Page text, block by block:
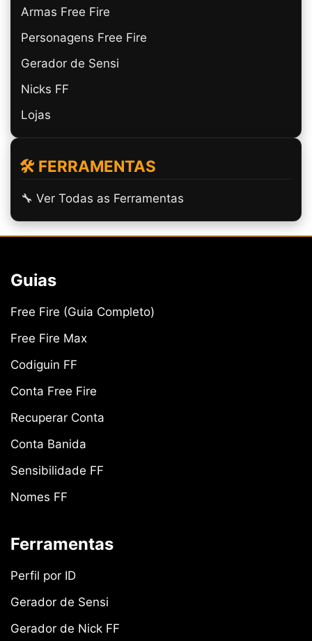
Armas Free Fire
Personagens Free Fire
Gerador de Sensi
Nicks FF
Lojas
🛠️ FERRAMENTAS
🔧 Ver Todas as Ferramentas
Guias
Free Fire (Guia Completo)
Free Fire Max
Codiguin FF
Conta Free Fire
Recuperar Conta
Conta Banida
Sensibilidade FF
Nomes FF
Ferramentas
Perfil por ID
Gerador de Sensi
Gerador de Nick FF